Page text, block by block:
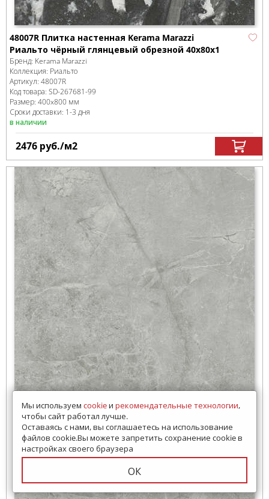
48007R Плитка настенная Kerama Marazzi
Риальто чёрный глянцевый обрезной 40x80x1
Бренд: Kerama Marazzi
Коллекция: Риальто
Артикул: 48007R
Код товара: SD-267681-99
Размер: 400x800 мм
Сроки доставки: 1-3 дня
в наличии
2476 руб./м2
Мы используем cookieи рекомендательные технологии,
чтобы сайт работал лучше.
Оставаясь с нами, вы соглашаетесь на использование
файлов cookie.Вы можете запретить сохранение cookie в
настройках своего браузера
ОК